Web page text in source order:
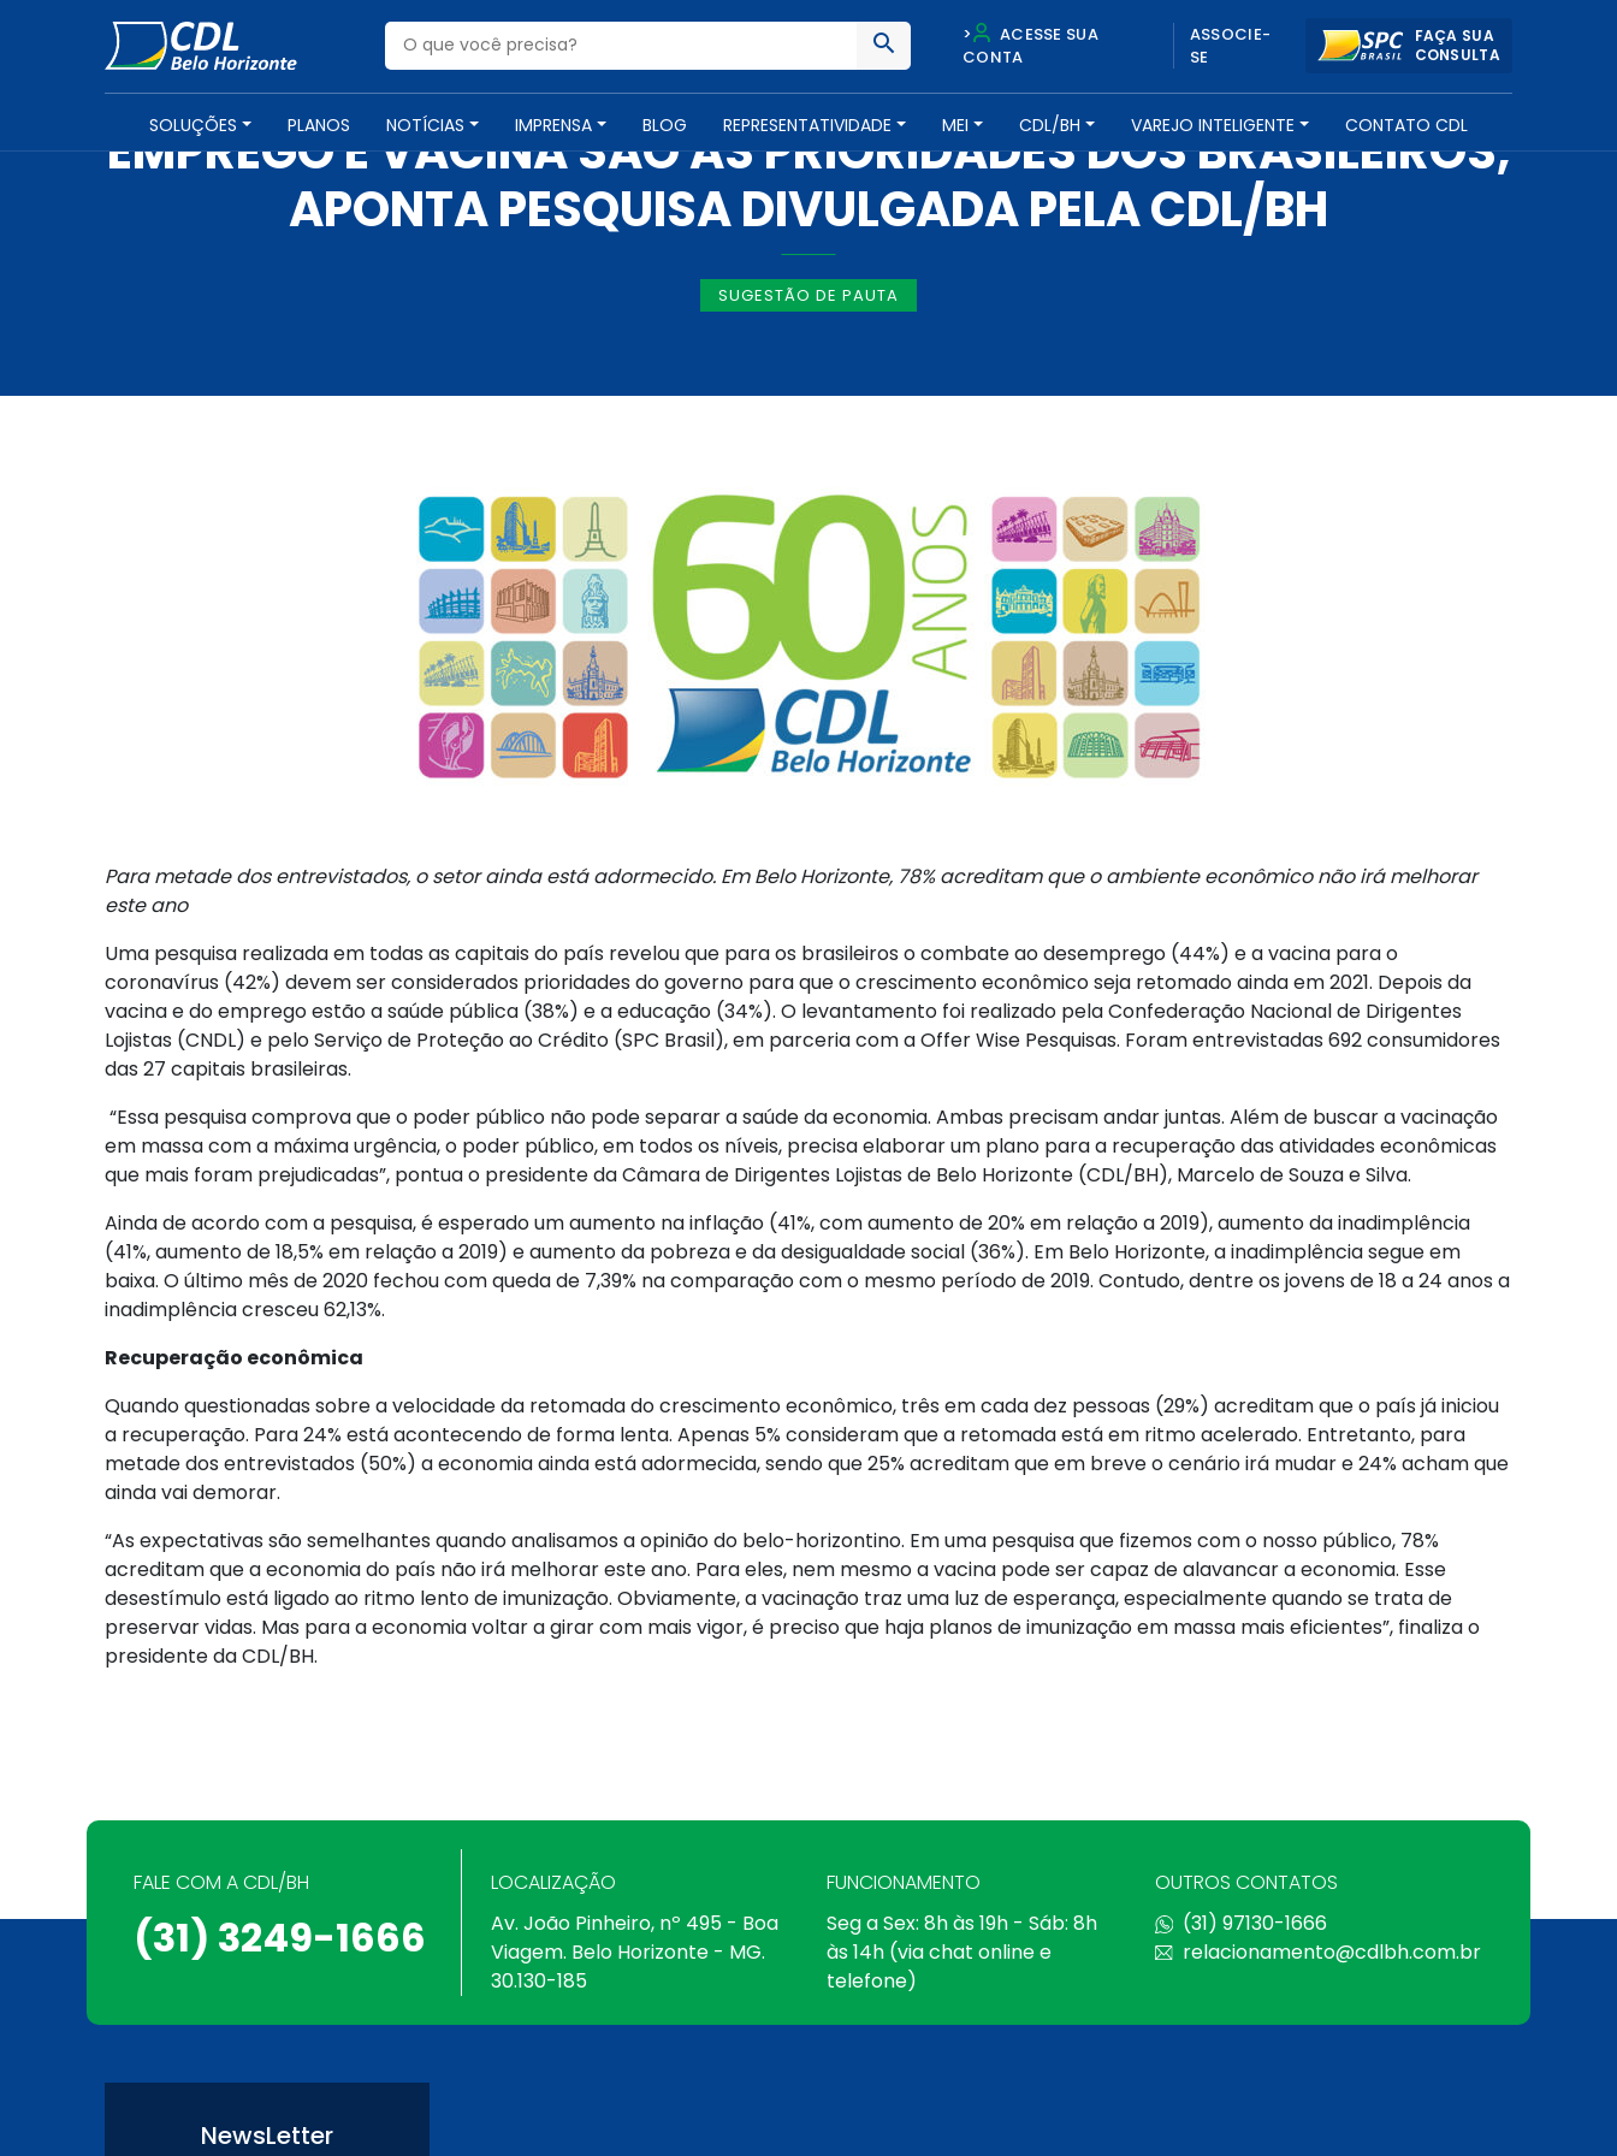
>
ACESSE SUA
CONTA
ASSOCIE-
SE
FAÇA SUA
CONSULTA
SOLUÇÕES PLANOS NOTÍCIAS IMPRENSA BLOG REPRESENTATIVIDADE MEI CDL/BH VAREJO INTELIGENTE CONTATO CDL
IMPRENSA -3 DE FEVEREIRO DE 2021
EMPREGO E VACINA SÃO AS PRIORIDADES DOS BRASILEIROS,
APONTA PESQUISA DIVULGADA PELA CDL/BH
SUGESTÃO DE PAUTA
Para metade dos entrevistados, o setor ainda está adormecido. Em Belo Horizonte, 78% acreditam que o ambiente econômico não irá melhorar
este ano
Uma pesquisa realizada em todas as capitais do país revelou que para os brasileiros o combate ao desemprego (44%) e a vacina para o
coronavírus (42%) devem ser considerados prioridades do governo para que o crescimento econômico seja retomado ainda em 2021. Depois da
vacina e do emprego estão a saúde pública (38%) e a educação (34%). O levantamento foi realizado pela Confederação Nacional de Dirigentes
Lojistas (CNDL) e pelo Serviço de Proteção ao Crédito (SPC Brasil), em parceria com a Offer Wise Pesquisas. Foram entrevistadas 692 consumidores
das 27 capitais brasileiras.
“Essa pesquisa comprova que o poder público não pode separar a saúde da economia. Ambas precisam andar juntas. Além de buscar a vacinação
em massa com a máxima urgência, o poder público, em todos os níveis, precisa elaborar um plano para a recuperação das atividades econômicas
que mais foram prejudicadas”, pontua o presidente da Câmara de Dirigentes Lojistas de Belo Horizonte (CDL/BH), Marcelo de Souza e Silva.
Ainda de acordo com a pesquisa, é esperado um aumento na inflação (41%, com aumento de 20% em relação a 2019), aumento da inadimplência
(41%, aumento de 18,5% em relação a 2019) e aumento da pobreza e da desigualdade social (36%). Em Belo Horizonte, a inadimplência segue em
baixa. O último mês de 2020 fechou com queda de 7,39% na comparação com o mesmo período de 2019. Contudo, dentre os jovens de 18 a 24 anos a
inadimplência cresceu 62,13%.
Recuperação econômica
Quando questionadas sobre a velocidade da retomada do crescimento econômico, três em cada dez pessoas (29%) acreditam que o país já iniciou
a recuperação. Para 24% está acontecendo de forma lenta. Apenas 5% consideram que a retomada está em ritmo acelerado. Entretanto, para
metade dos entrevistados (50%) a economia ainda está adormecida, sendo que 25% acreditam que em breve o cenário irá mudar e 24% acham que
ainda vai demorar.
“As expectativas são semelhantes quando analisamos a opinião do belo-horizontino. Em uma pesquisa que fizemos com o nosso público, 78%
acreditam que a economia do país não irá melhorar este ano. Para eles, nem mesmo a vacina pode ser capaz de alavancar a economia. Esse
desestímulo está ligado ao ritmo lento de imunização. Obviamente, a vacinação traz uma luz de esperança, especialmente quando se trata de
preservar vidas. Mas para a economia voltar a girar com mais vigor, é preciso que haja planos de imunização em massa mais eficientes”, finaliza o
presidente da CDL/BH.
FALE COM A CDL/BH
(31) 3249-1666
LOCALIZAÇÃO
Av. João Pinheiro, nº 495 - Boa
Viagem. Belo Horizonte - MG.
30.130-185
FUNCIONAMENTO
Seg a Sex: 8h às 19h - Sáb: 8h
às 14h (via chat online e
telefone)
OUTROS CONTATOS
(31) 97130-1666
relacionamento@cdlbh.com.br
NewsLetter